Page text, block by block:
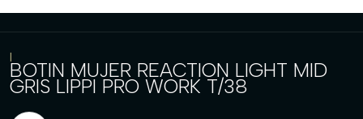
|
BOTIN MUJER REACTION LIGHT MID
GRIS LIPPI PRO WORK T/38